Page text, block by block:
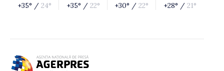
+35° / 24° +35° / 22° +30° / 22° +28° / 21°